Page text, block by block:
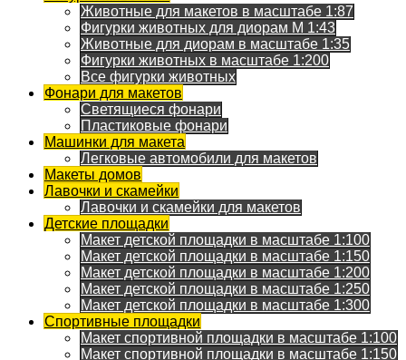
Животные для макетов в масштабе 1:87
Фигурки животных для диорам М 1:43
Животные для диорам в масштабе 1:35
Фигурки животных в масштабе 1:200
Все фигурки животных
Фонари для макетов
Светящиеся фонари
Пластиковые фонари
Машинки для макета
Легковые автомобили для макетов
Макеты домов
Лавочки и скамейки
Лавочки и скамейки для макетов
Детские площадки
Макет детской площадки в масштабе 1:100
Макет детской площадки в масштабе 1:150
Макет детской площадки в масштабе 1:200
Макет детской площадки в масштабе 1:250
Макет детской площадки в масштабе 1:300
Спортивные площадки
Макет спортивной площадки в масштабе 1:100
Макет спортивной площадки в масштабе 1:150